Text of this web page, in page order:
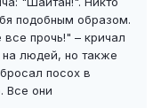
подобным образом.
прочь!" – кричал
на людей, но также
посох в
Все они